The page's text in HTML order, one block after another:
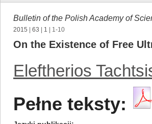
Bulletin of the Polish Academy of
2015 63 1 | 1-10
On the Existence of Free
Eleftherios
Pełne teksty: